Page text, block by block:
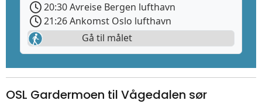
20:30 Avreise Bergen lufthavn
21:26 Ankomst Oslo lufthavn
Gå til målet
OSL Gardermoen til Vågedalen sør